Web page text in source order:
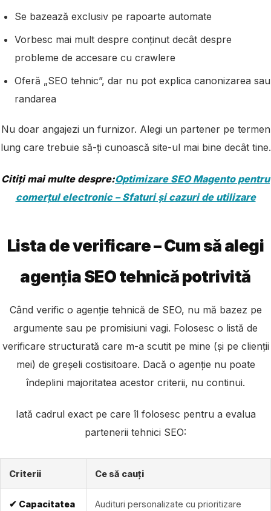
Se bazează exclusiv pe rapoarte automate
Vorbesc mai mult despre conținut decât despre
probleme de accesare cu crawlere
Oferă „SEO tehnic”, dar nu pot explica canonizarea sau
randarea
Nu doar angajezi un furnizor. Alegi un partener pe termen
lung care trebuie să-ți cunoască site-ul mai bine decât tine.
Citiți mai multe despre:Optimizare SEO Magento pentru
comerțul electronic – Sfaturi și cazuri de utilizare
Lista de verificare – Cum să alegi
agenția SEO tehnică potrivită
Când verific o agenție tehnică de SEO, nu mă bazez pe
argumente sau pe promisiuni vagi. Folosesc o listă de
verificare structurată care m-a scutit pe mine (și pe clienții
mei) de greșeli costisitoare. Dacă o agenție nu poate
îndeplini majoritatea acestor criterii, nu continui.
Iată cadrul exact pe care îl folosesc pentru a evalua
partenerii tehnici SEO:
Criterii Ce să cauți
✔ Capacitatea
Audituri personalizate cu prioritizare